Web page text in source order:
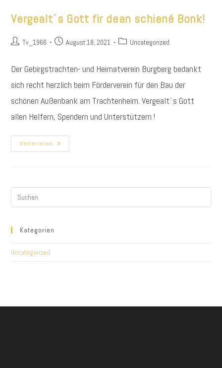
Vergealt´s Gott fir dean schiené Bonk!
Beitrags-Tv_1966
BeitragAugust 18, 2021
Beitrags-Uncategorized
Der Gebirgstrachten- und Heimatverein Burgberg bedankt
sich recht herzlich beim Förderverein für den Bau der
schönen Außenbank am Trachtenheim. Vergealt´s Gott
allen Helfern, Spendern und Unterstützern !
Weiterlesen Vergealt
´s
Bonk!
Kategorien
Uncategorized